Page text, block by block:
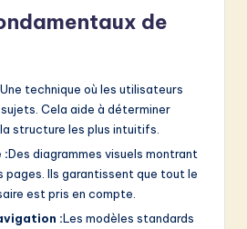
de
Une technique où les utilisateurs
Cela aide à déterminer
structure les plus intuitifs.
:Des diagrammes visuels montrant
pages. Ils garantissent que tout le
est pris en compte.
:Les modèles standards